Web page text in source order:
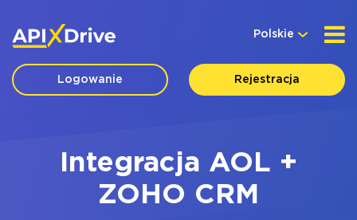
Polskie
Logowanie Rejestracja
Integracja AOL +
ZOHO CRM